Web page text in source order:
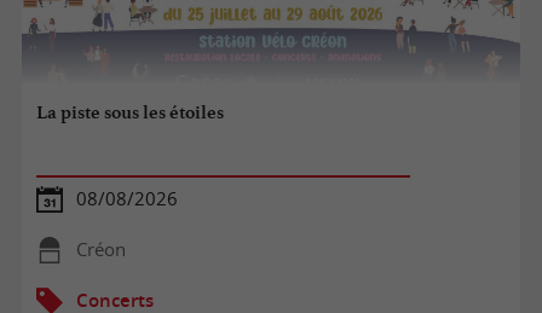
La piste sous les étoiles
08/08/2026
Créon
Concerts